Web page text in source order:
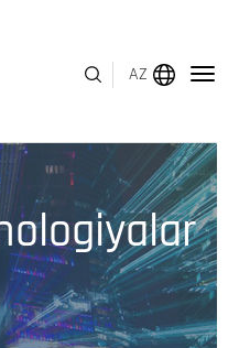
AZ
MENYU
HAQQIMIZDA
BIZNES SEQMENTLƏRI
İNSAN KAPITALI